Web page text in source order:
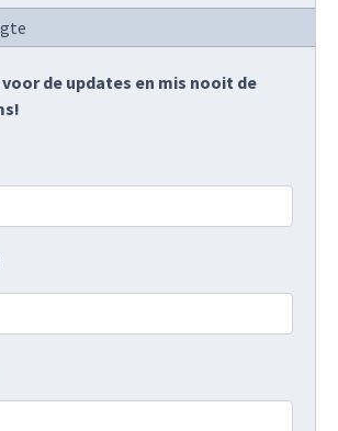
voor de updates en mis nooit de